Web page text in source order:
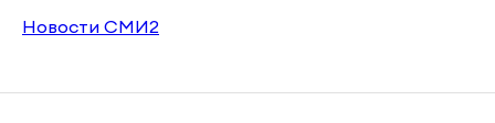
Новости СМИ2